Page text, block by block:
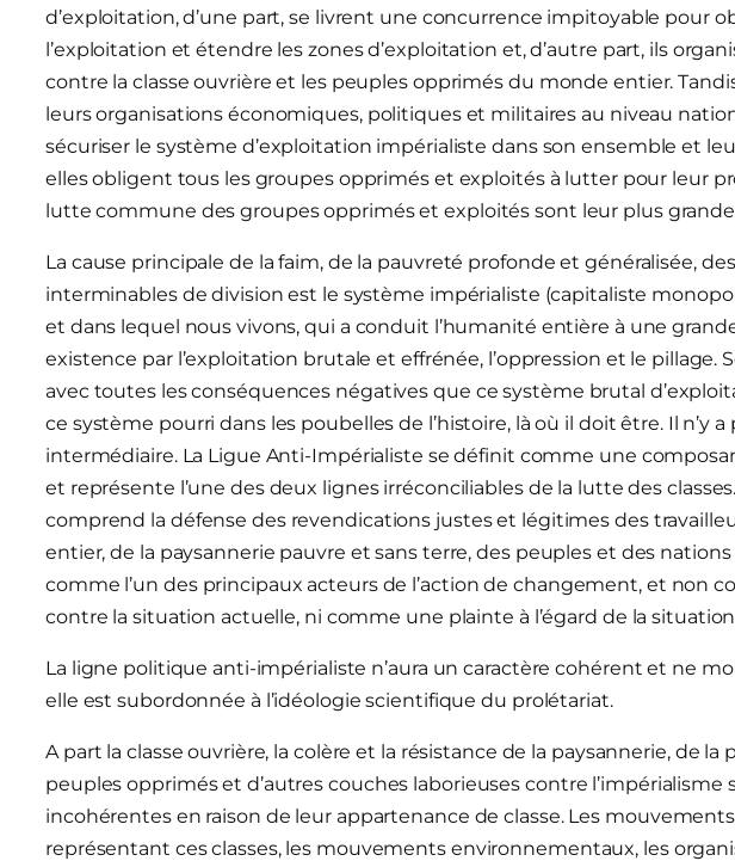
d’exploitation, d’une part, se livrent une concurrence impitoyable pour
l’exploitation et étendre les zones d’exploitation et, d’autre part, ils
contre la classe ouvrière et les peuples opprimés du monde entier.
leurs organisations économiques, politiques et militaires au niveau
sécuriser le système d’exploitation impérialiste dans son ensemble et
elles obligent tous les groupes opprimés et exploités à lutter pour leur
lutte commune des groupes opprimés et exploités sont leur plus
La cause principale de la faim, de la pauvreté profonde et généralisée,
interminables de division est le système impérialiste (capitaliste
et dans lequel nous vivons, qui a conduit l’humanité entière à une
existence par l’exploitation brutale et effrénée, l’oppression et le pillage.
avec toutes les conséquences négatives que ce système brutal
ce système pourri dans les poubelles de l’histoire, là où il doit être. Il n’y
intermédiaire. La Ligue Anti-Impérialiste se définit comme une
et représente l’une des deux lignes irréconciliables de la lutte des
comprend la défense des revendications justes et légitimes des
entier, de la paysannerie pauvre et sans terre, des peuples et des
comme l’un des principaux acteurs de l’action de changement, et non
contre la situation actuelle, ni comme une plainte à l’égard de la
La ligne politique anti-impérialiste n’aura un caractère cohérent et ne
elle est subordonnée à l’idéologie scientifique du prolétariat.
A part la classe ouvrière, la colère et la résistance de la paysannerie, de
peuples opprimés et d’autres couches laborieuses contre
incohérentes en raison de leur appartenance de classe. Les
représentant ces classes, les mouvements environnementaux, les